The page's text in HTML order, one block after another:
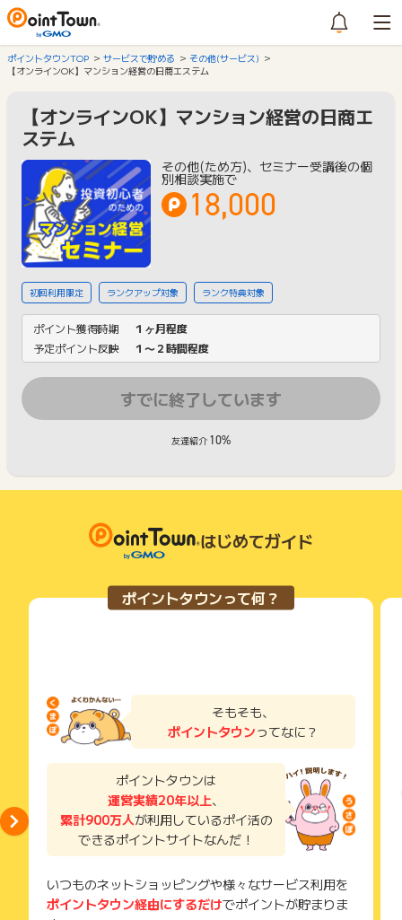
ポイントタウンTOP サービスで貯める
その他(サービス)
【オンラインOK】マンション経営の日商エステム
【オンラインOK】マンション経営の日商エ
ステム
その他(ため方)、セミナー受講後の個
別相談実施で
18,000
初回利用限定 ランクアップ対象 ランク特典対象
ポイント獲得時期
１ヶ月程度
予定ポイント反映
１〜２時間程度
すでに終了しています
友達紹介 10%
はじめてガイド
ポイントタウンって何？
そもそも、
ポイントタウンってなに？
ポイントタウンは
運営実績20年以上、
累計900万人が利用しているポイ活の
できるポイントサイトなんだ！
いつものネットショッピングや様々なサービス利用を
ポイントタウン経由にするだけでポイントが貯まりま